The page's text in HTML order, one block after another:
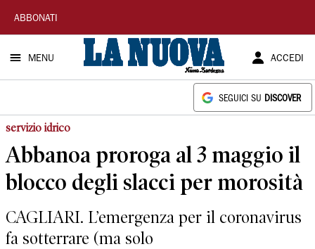
La
Nuova
Sardegna
ABBONATI
MENU ACCEDI
SEGUICI SU DISCOVER
servizio idrico
Abbanoa proroga al 3 maggio il
blocco degli slacci per morosità
CAGLIARI. L’emergenza per il coronavirus
fa sotterrare (ma solo